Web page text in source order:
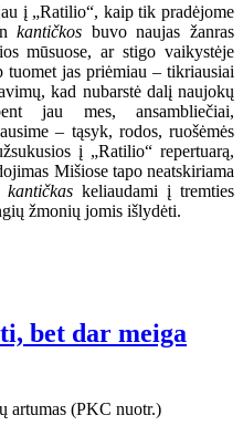
į „Ratilio“, kaip tik pradėjome
kantičkos buvo naujas žanras
mūsuose, ar stigo vaikystėje
jas priėmiau – tikriausiai
kad nubarstė dalį naujokų
jau mes, ansambliečiai,
– tąsyk, rodos, ruošėmės
į „Ratilio“ repertuarą,
Mišiose tapo neatskiriama
kantičkas keliaudami į tremties
žmonių jomis išlydėti.
bet dar meiga